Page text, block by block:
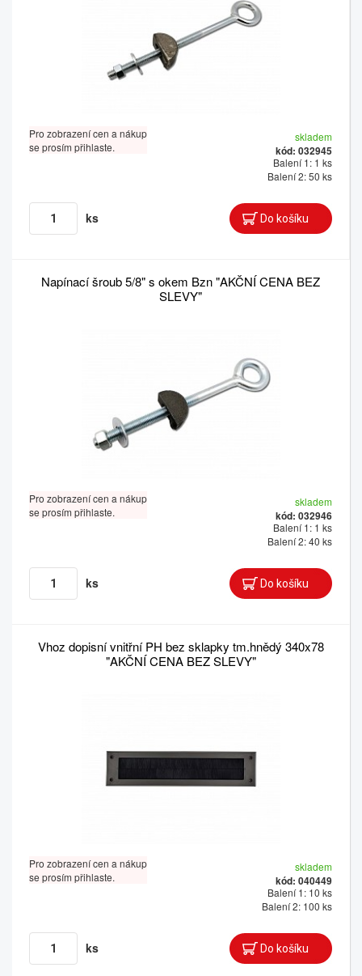
Pro zobrazení cen a nákup
se prosím přihlaste.
skladem
kód: 032945
Balení 1: 1 ks
Balení 2: 50 ks
ks
Napínací šroub 5/8" s okem Bzn "AKČNÍ CENA BEZ
SLEVY"
Pro zobrazení cen a nákup
se prosím přihlaste.
skladem
kód: 032946
Balení 1: 1 ks
Balení 2: 40 ks
ks
Vhoz dopisní vnitřní PH bez sklapky tm.hnědý 340x78
"AKČNÍ CENA BEZ SLEVY"
Pro zobrazení cen a nákup
se prosím přihlaste.
skladem
kód: 040449
Balení 1: 10 ks
Balení 2: 100 ks
ks